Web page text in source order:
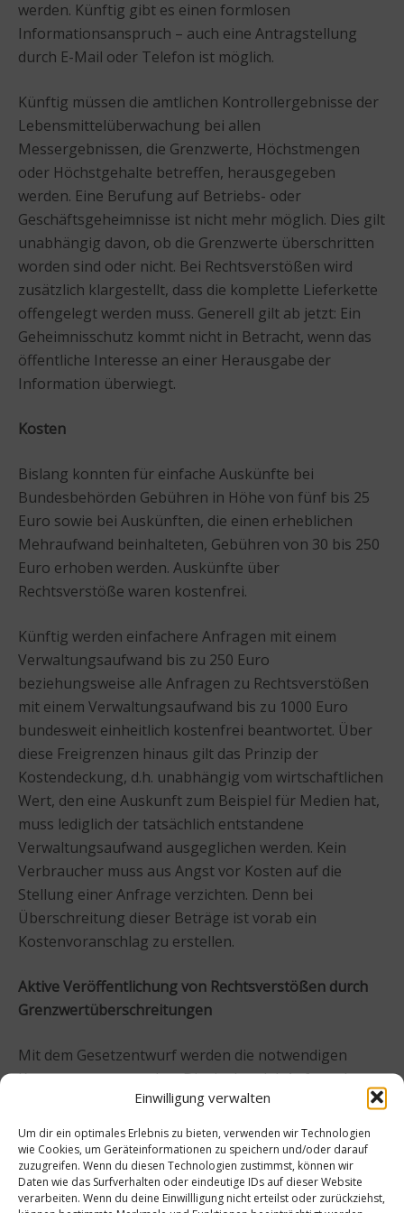
Einwilligung verwalten
Um dir ein optimales Erlebnis zu bieten, verwenden wir Technologien
wie Cookies, um Geräteinformationen zu speichern und/oder darauf
zuzugreifen. Wenn du diesen Technologien zustimmst, können wir
Daten wie das Surfverhalten oder eindeutige IDs auf dieser Website
verarbeiten. Wenn du deine Einwillligung nicht erteilst oder zurückziehst,
werden. Künftig gibt es einen formlosen
Informationsanspruch – auch eine Antragstellung
durch E-Mail oder Telefon ist möglich.
Künftig müssen die amtlichen Kontrollergebnisse der
Lebensmittelüberwachung bei allen
Messergebnissen, die Grenzwerte, Höchstmengen
oder Höchstgehalte betreffen, herausgegeben
werden. Eine Berufung auf Betriebs- oder
Geschäftsgeheimnisse ist nicht mehr möglich. Dies gilt
unabhängig davon, ob die Grenzwerte überschritten
worden sind oder nicht. Bei Rechtsverstößen wird
zusätzlich klargestellt, dass die komplette Lieferkette
offengelegt werden muss. Generell gilt ab jetzt: Ein
Geheimnisschutz kommt nicht in Betracht, wenn das
öffentliche Interesse an einer Herausgabe der
Information überwiegt.
Kosten
Bislang konnten für einfache Auskünfte bei
Bundesbehörden Gebühren in Höhe von fünf bis 25
Euro sowie bei Auskünften, die einen erheblichen
Mehraufwand beinhalteten, Gebühren von 30 bis 250
Euro erhoben werden. Auskünfte über
Rechtsverstöße waren kostenfrei.
Künftig werden einfachere Anfragen mit einem
Verwaltungsaufwand bis zu 250 Euro
beziehungsweise alle Anfragen zu Rechtsverstößen
mit einem Verwaltungsaufwand bis zu 1000 Euro
bundesweit einheitlich kostenfrei beantwortet. Über
diese Freigrenzen hinaus gilt das Prinzip der
Kostendeckung, d.h. unabhängig vom wirtschaftlichen
Wert, den eine Auskunft zum Beispiel für Medien hat,
muss lediglich der tatsächlich entstandene
Verwaltungsaufwand ausgeglichen werden. Kein
Verbraucher muss aus Angst vor Kosten auf die
Stellung einer Anfrage verzichten. Denn bei
Überschreitung dieser Beträge ist vorab ein
Kostenvoranschlag zu erstellen.
Aktive Veröffentlichung von Rechtsverstößen durch
Grenzwertüberschreitungen
Mit dem Gesetzentwurf werden die notwendigen
Konsequenzen aus dem Dioxinskandal Anfang des
Jahres gezogen. Der Aktionsplan der
Bundesregierung „Verbraucherschutz in der
Futtermittelkette“ sowie die gemeinsame Erklärung
der Sonderkonferenz von Verbraucherschutz- und
Agrarministern vom 18. Januar 2011 werden